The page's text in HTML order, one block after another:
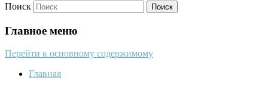
Поиск
Главное меню
Перейти к основному содержимому
Главная